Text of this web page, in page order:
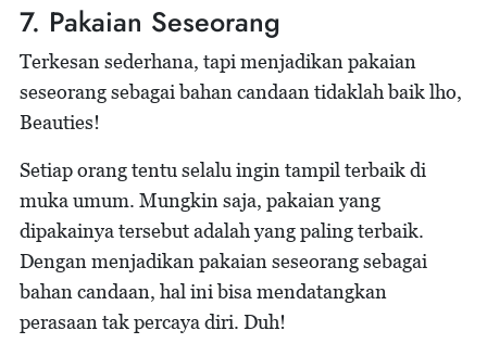
7. Pakaian Seseorang
Terkesan sederhana, tapi menjadikan pakaian
seseorang sebagai bahan candaan tidaklah baik lho,
Beauties!
Setiap orang tentu selalu ingin tampil terbaik di
muka umum. Mungkin saja, pakaian yang
dipakainya tersebut adalah yang paling terbaik.
Dengan menjadikan pakaian seseorang sebagai
bahan candaan, hal ini bisa mendatangkan
perasaan tak percaya diri. Duh!